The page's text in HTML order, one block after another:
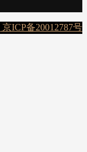
京ICP备20012787号